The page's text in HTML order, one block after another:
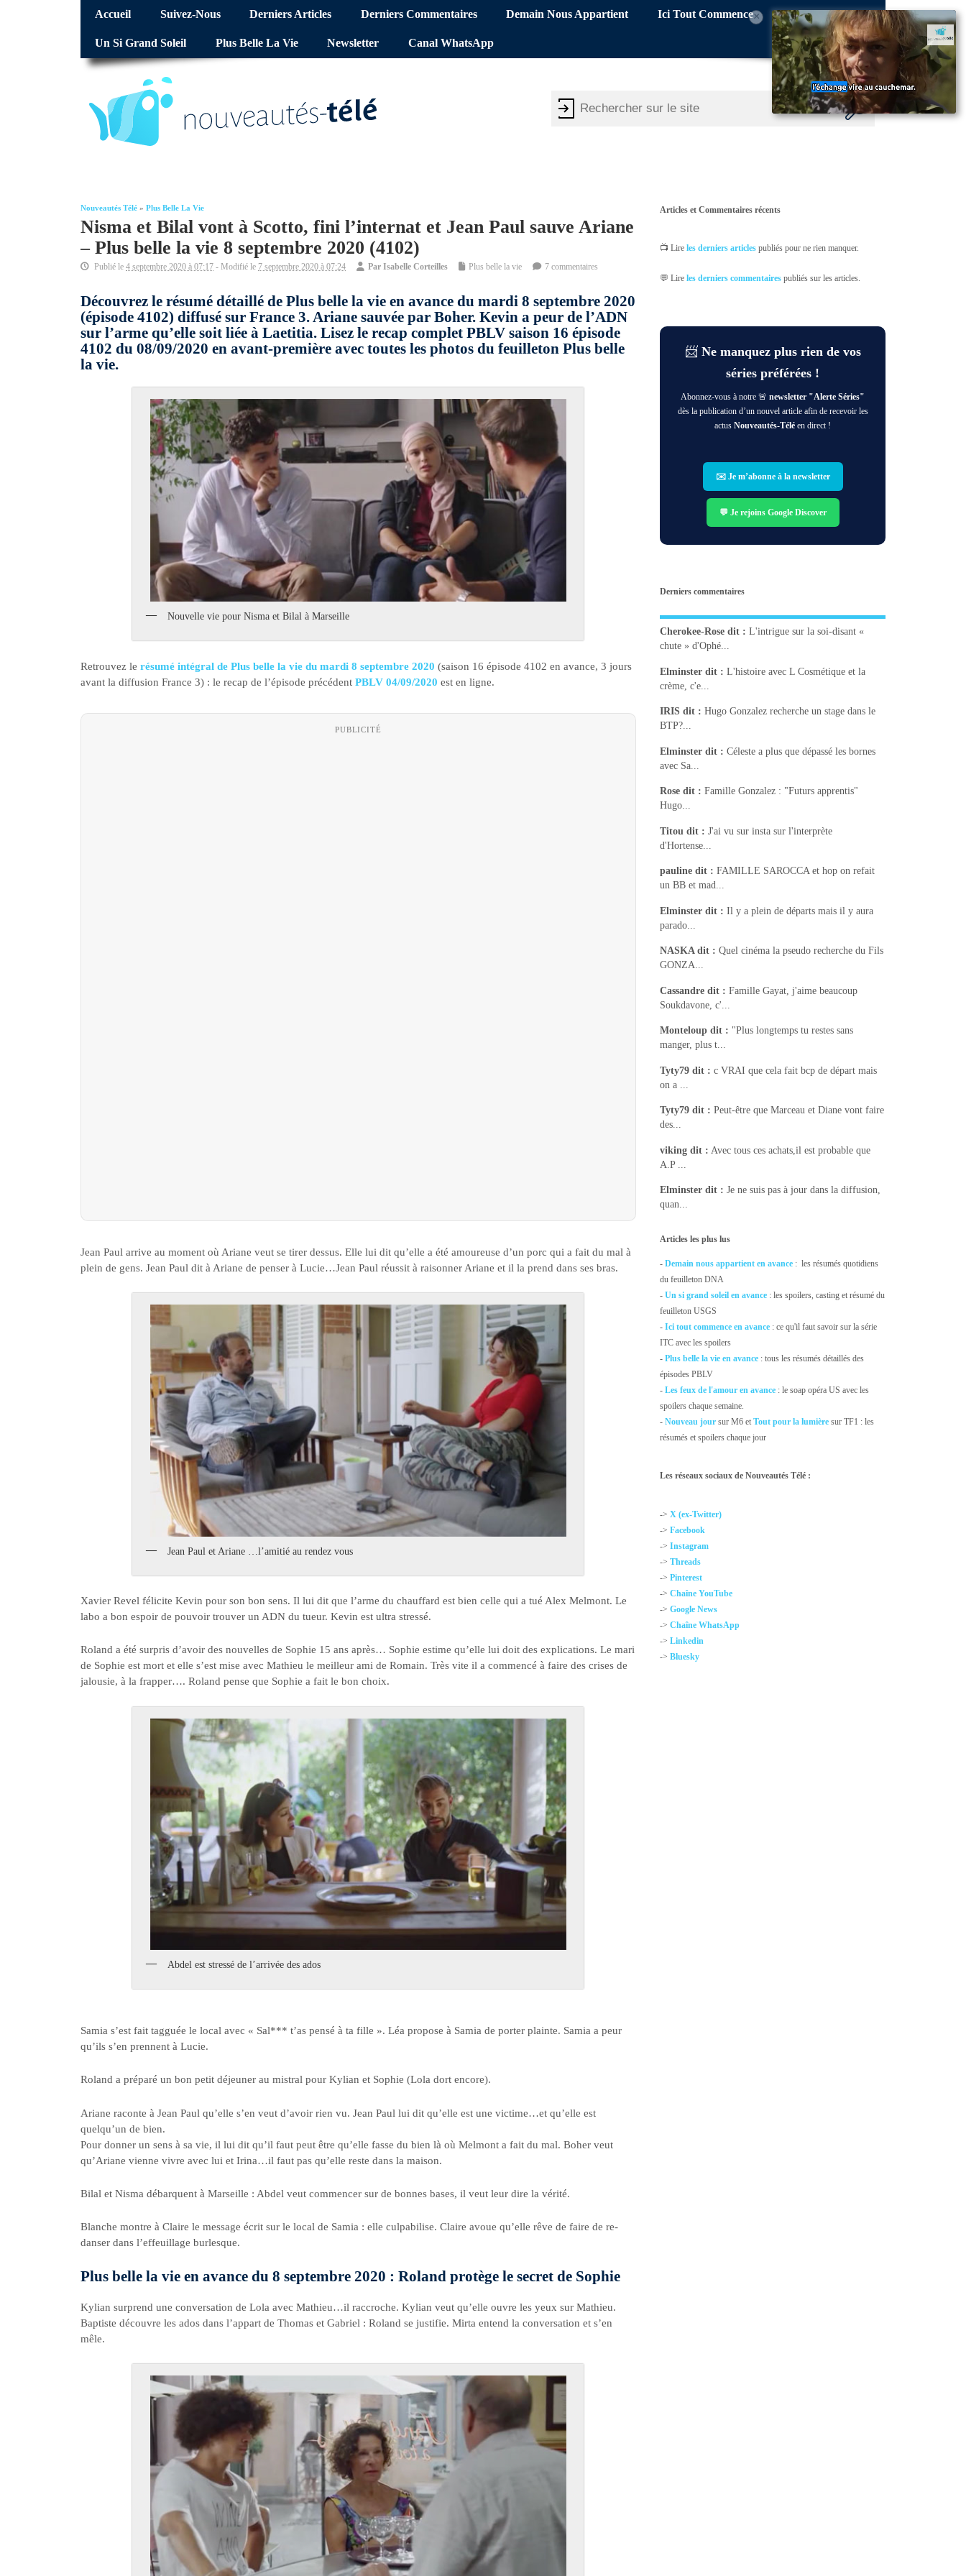
Accueil Suivez-Nous Derniers Articles Derniers Commentaires Demain Nous Appartient Ici Tout Commence
Un Si Grand Soleil Plus Belle La Vie Newsletter Canal WhatsApp
Nouveautés Télé » Plus Belle La Vie
Nisma et Bilal vont à Scotto, fini l’internat et Jean Paul sauve Ariane
– Plus belle la vie 8 septembre 2020 (4102)
Publié le 4 septembre 2020 à 07:17 - Modifié le 7 septembre 2020 à 07:24 Par Isabelle Corteilles Plus belle la vie 7 commentaires
Découvrez le résumé détaillé de Plus belle la vie en avance du mardi 8 septembre 2020
(épisode 4102) diffusé sur France 3. Ariane sauvée par Boher. Kevin a peur de l’ADN
sur l’arme qu’elle soit liée à Laetitia. Lisez le recap complet PBLV saison 16 épisode
4102 du 08/09/2020 en avant-première avec toutes les photos du feuilleton Plus belle
la vie.
Nouvelle vie pour Nisma et Bilal à Marseille
Retrouvez le résumé intégral de Plus belle la vie du mardi 8 septembre 2020 (saison 16 épisode 4102 en avance, 3 jours
avant la diffusion France 3) : le recap de l’épisode précédent PBLV 04/09/2020 est en ligne.
PUBLICITÉ
Jean Paul arrive au moment où Ariane veut se tirer dessus. Elle lui dit qu’elle a été amoureuse d’un porc qui a fait du mal à
plein de gens. Jean Paul dit à Ariane de penser à Lucie…Jean Paul réussit à raisonner Ariane et il la prend dans ses bras.
Jean Paul et Ariane …l’amitié au rendez vous
Xavier Revel félicite Kevin pour son bon sens. Il lui dit que l’arme du chauffard est bien celle qui a tué Alex Melmont. Le
labo a bon espoir de pouvoir trouver un ADN du tueur. Kevin est ultra stressé.
Roland a été surpris d’avoir des nouvelles de Sophie 15 ans après… Sophie estime qu’elle lui doit des explications. Le mari
de Sophie est mort et elle s’est mise avec Mathieu le meilleur ami de Romain. Très vite il a commencé à faire des crises de
jalousie, à la frapper…. Roland pense que Sophie a fait le bon choix.
Abdel est stressé de l’arrivée des ados
Samia s’est fait tagguée le local avec « Sal*** t’as pensé à ta fille ». Léa propose à Samia de porter plainte. Samia a peur
qu’ils s’en prennent à Lucie.
Roland a préparé un bon petit déjeuner au mistral pour Kylian et Sophie (Lola dort encore).
Ariane raconte à Jean Paul qu’elle s’en veut d’avoir rien vu. Jean Paul lui dit qu’elle est une victime…et qu’elle est
quelqu’un de bien.
Pour donner un sens à sa vie, il lui dit qu’il faut peut être qu’elle fasse du bien là où Melmont a fait du mal. Boher veut
qu’Ariane vienne vivre avec lui et Irina…il faut pas qu’elle reste dans la maison.
Bilal et Nisma débarquent à Marseille : Abdel veut commencer sur de bonnes bases, il veut leur dire la vérité.
Blanche montre à Claire le message écrit sur le local de Samia : elle culpabilise. Claire avoue qu’elle rêve de faire de re-
danser dans l’effeuillage burlesque.
Plus belle la vie en avance du 8 septembre 2020 : Roland protège le secret de Sophie
Kylian surprend une conversation de Lola avec Mathieu…il raccroche. Kylian veut qu’elle ouvre les yeux sur Mathieu.
Baptiste découvre les ados dans l’appart de Thomas et Gabriel : Roland se justifie. Mirta entend la conversation et s’en
mêle.
×
Articles et Commentaires récents
📺 Lireles derniers articles publiés pour ne rien manquer.
💬 Lireles derniers commentaires publiés sur les articles.
📨 Ne manquez plus rien de vos
séries préférées !
Abonnez-vous à notre 🚨newsletter "Alerte Séries"
dès la publication d’un nouvel article afin de recevoir les
actusNouveautés-Télé en direct !
✉️ Je m’abonne à la newsletter
💬 Je rejoins Google Discover
Derniers commentaires
Cherokee-Rose dit : L'intrigue sur la soi-disant «
chute » d'Ophé...
Elminster dit : L'histoire avec L Cosmétique et la
crème, c'e...
IRIS dit : Hugo Gonzalez recherche un stage dans le
BTP?...
Elminster dit : Céleste a plus que dépassé les bornes
avec Sa...
Rose dit : Famille Gonzalez : "Futurs apprentis"
Hugo...
Titou dit : J'ai vu sur insta sur l'interprète
d'Hortense...
pauline dit : FAMILLE SAROCCA et hop on refait
un BB et mad...
Elminster dit : Il y a plein de départs mais il y aura
parado...
NASKAdit : Quel cinéma la pseudo recherche du Fils
GONZA...
Cassandre dit : Famille Gayat, j'aime beaucoup
Soukdavone, c'...
Monteloup dit : "Plus longtemps tu restes sans
manger, plus t...
Tyty79 dit : c VRAI que cela fait bcp de départ mais
on a ...
Tyty79 dit : Peut-être que Marceau et Diane vont faire
des...
viking dit : Avec tous ces achats,il est probable que
A.P ...
Elminster dit : Je ne suis pas à jour dans la diffusion,
quan...
Articles les plus lus
-Demain nous appartient en avance : les résumés quotidiens
du feuilleton DNA
-Un si grand soleil en avance : les spoilers, casting et résumé du
feuilleton USGS
-Ici tout commence en avance : ce qu'il faut savoir sur la série
ITC avec les spoilers
- Plus belle la vie en avance : tous les résumés détaillés des
épisodes PBLV
-Les feux de l'amour en avance : le soap opéra US avec les
spoilers chaque semaine.
-Nouveau jour sur M6 etTout pour la lumière sur TF1 : les
résumés et spoilers chaque jour
Les réseaux sociaux de Nouveautés Télé :
->X (ex-Twitter)
->Facebook
->Instagram
->Threads
->Pinterest
->Chaîne YouTube
->Google News
->Chaîne WhatsApp
->Linkedin
->Bluesky